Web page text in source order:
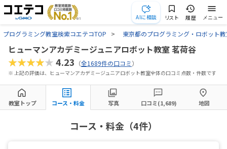
AIに相談 リスト 履歴 メニュー
プログラミング教室検索コエテコTOP 東京都のプログラミング・ロボット
ヒューマンアカデミージュニアロボット教室 茗荷谷
★★★★★4.23 （全1689件の口コミ）
※ 上記の評価は、ヒューマンアカデミージュニアロボット教室全体の口コミ点数・件数です
教室トップ コース・料金 写真 口コミ(1,689) 地図
コース・料金（4件）